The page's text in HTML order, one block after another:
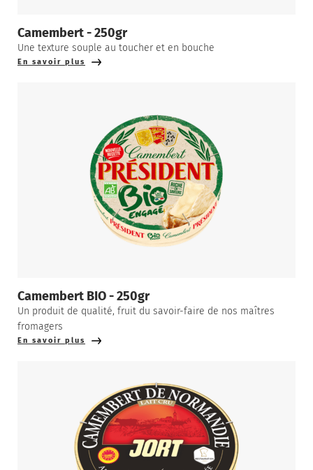
Camembert - 250gr
Une texture souple au toucher et en bouche
En savoir plus
Camembert BIO - 250gr
Un produit de qualité, fruit du savoir-faire de nos maîtres
fromagers
En savoir plus